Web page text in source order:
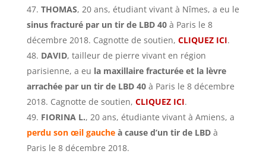
THOMAS, 20 ans, étudiant vivant à Nîmes, a eu le
sinus fracturé par un tir de LBD 40à Paris le 8
décembre 2018. Cagnotte de soutien, CLIQUEZ ICI.
DAVID, tailleur de pierre vivant en région
parisienne, a eu la maxillaire fracturée et la lèvre
arrachée par un tir de LBD 40à Paris le 8 décembre
2018. Cagnotte de soutien, CLIQUEZ ICI.
FIORINA L., 20 ans, étudiante vivant à Amiens, a
perdu son œil gaucheà cause d’un tir de LBDà
Paris le 8 décembre 2018.